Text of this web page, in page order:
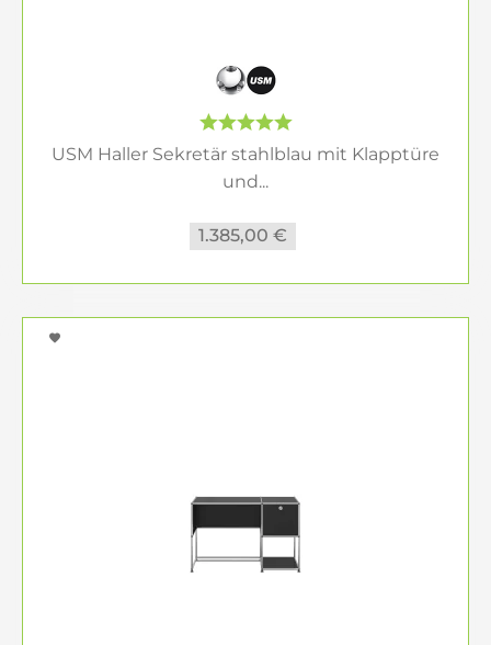
USM Haller Sekretär stahlblau mit Klapptüre
und...
1.385,00 €